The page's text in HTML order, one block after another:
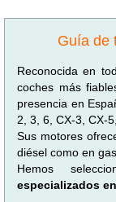
Guía de
Reconocida en
coches más
presencia en
2, 3, 6, CX-3, CX-
Sus motores
diésel como en
Hemos
especializados